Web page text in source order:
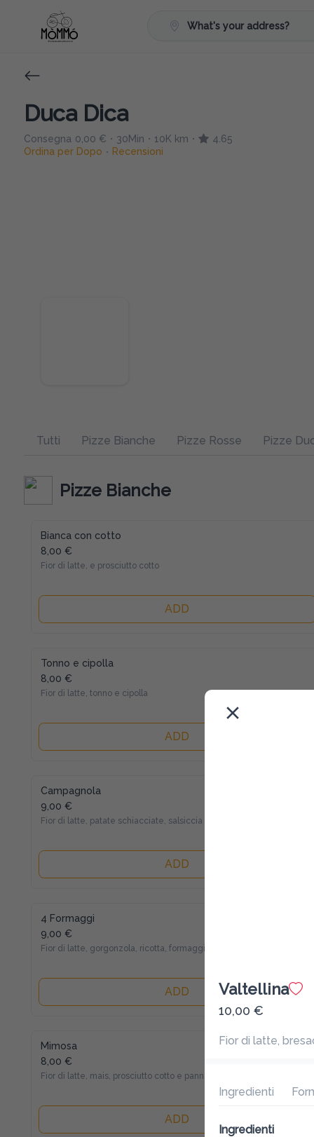
What's your address?
Duca Dica
Consegna 0,00 € • 30Min • 10K km •
4.65
Ordina per Dopo • Recensioni
Tutti Pizze Bianche Pizze Rosse Pizze
Pizze Bianche
Bianca con cotto
8,00 €
Fior di latte, e prosciutto cotto
ADD
Tonno e cipolla
8,00 €
Fior di latte, tonno e cipolla
ADD
Campagnola
9,00 €
Fior di latte, patate schiacciate, salsiccia e pepe
ADD
4 Formaggi
9,00 €
Fior di latte, gorgonzola, ricotta, formaggi misti
ADD
Mimosa
8,00 €
Fior di latte, mais, prosciutto cotto e panna
ADD
Valtellina
10,00 €
Fior di latte,
Ingredienti
Ingredienti